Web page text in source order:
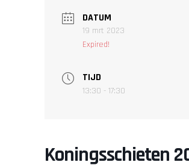
DATUM
19 mrt 2023
Expired!
TIJD
13:30 - 17:30
Koningsschieten